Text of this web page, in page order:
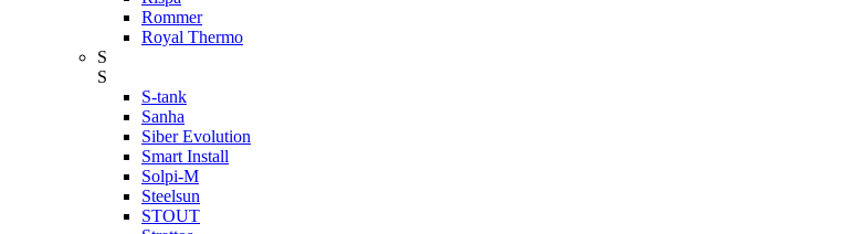
Rommer
Royal Thermo
S
S
S-tank
Sanha
Siber Evolution
Smart Install
Solpi-M
Steelsun
STOUT